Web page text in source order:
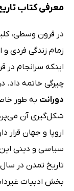
معرفی کتاب
در قرون وسطی،
زمام زندگی فردی
اینکه سرانجام
چیرگی خاتمه داد.
دورانت به طور
شکل‌گیری آن
اروپا و جهان قرار
سیاسی و دینی
بخش ادبیات